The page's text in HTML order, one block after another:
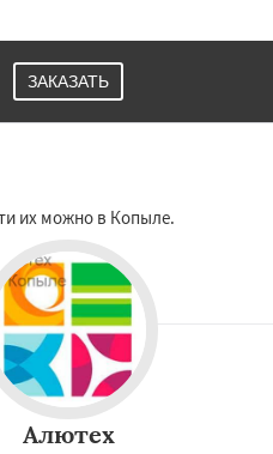
ЗАКАЗАТЬ
их можно в Копыле.
Алютех